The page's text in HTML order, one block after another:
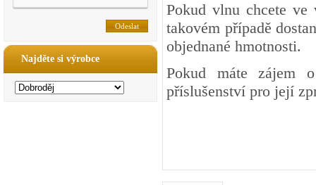
Najděte si výrobce
Pokud vlnu chcete
takovém případě
objednané hmotnosti.
Pokud máte zájem
příslušenství pro její